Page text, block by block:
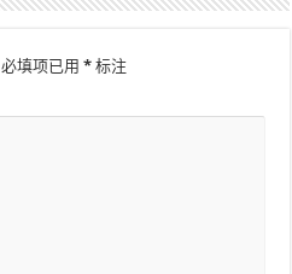
必填项已用* 标注